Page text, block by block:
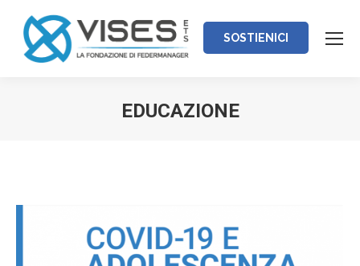
SOSTIENICI
EDUCAZIONE